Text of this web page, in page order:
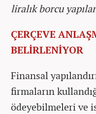
liralık borcu
ÇERÇEVE
BELİRLENİYOR
Finansal
firmaların
ödeyebilmeleri ve